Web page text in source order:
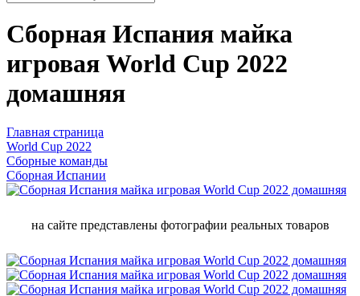
Сборная Испания майка
игровая World Cup 2022
домашняя
Главная страница
World Cup 2022
Сборные команды
Сборная Испании
на сайте представлены фотографии реальных товаров